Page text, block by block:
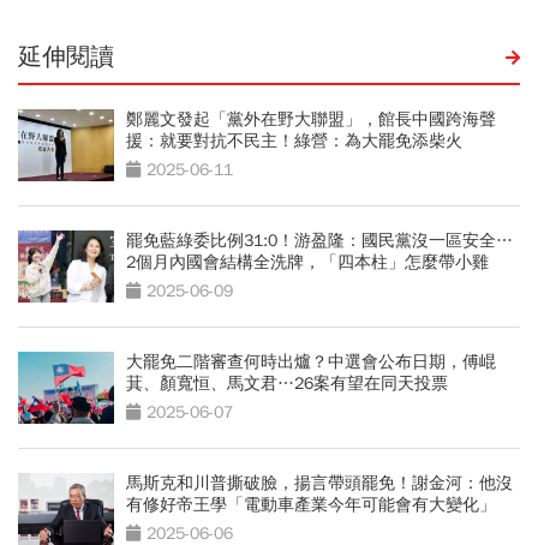
延伸閱讀
鄭麗文發起「黨外在野大聯盟」，館長中國跨海聲
援：就要對抗不民主！綠營：為大罷免添柴火
2025-06-11
罷免藍綠委比例31:0！游盈隆：國民黨沒一區安全…
2個月內國會結構全洗牌，「四本柱」怎麼帶小雞
2025-06-09
大罷免二階審查何時出爐？中選會公布日期，傅崐
萁、顏寬恒、馬文君…26案有望在同天投票
2025-06-07
馬斯克和川普撕破臉，揚言帶頭罷免！謝金河：他沒
有修好帝王學「電動車產業今年可能會有大變化」
2025-06-06